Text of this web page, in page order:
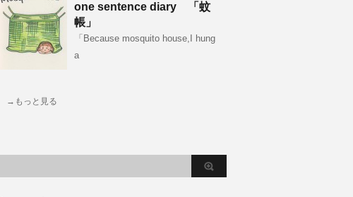
one sentence diary 「蚊
帳」
「Because mosquito house,I hung
a
→もっと見る